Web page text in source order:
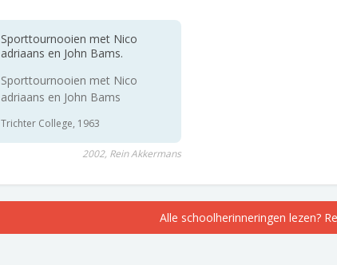
Sporttournooien met Nico
adriaans en John Bams.
Sporttournooien met Nico
adriaans en John Bams
Trichter College, 1963
2002, Rein Akkermans
Alle schoolherinneringen lezen?